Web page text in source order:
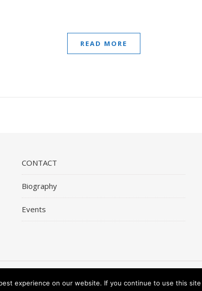
READ MORE
CONTACT
Biography
Events
Copyright © 2020 Mohammed Hashas
experience on our website. If you continue to use this